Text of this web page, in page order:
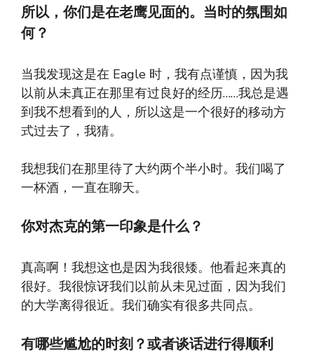
所以，你们是在老鹰见面的。当时的氛围如
何？
当我发现这是在 Eagle 时，我有点谨慎，因为我
以前从未真正在那里有过良好的经历……我总是遇
到我不想看到的人，所以这是一个很好的移动方
式过去了，我猜。
我想我们在那里待了大约两个半小时。我们喝了
一杯酒，一直在聊天。
你对杰克的第一印象是什么？
真高啊！我想这也是因为我很矮。他看起来真的
很好。我很惊讶我们以前从未见过面，因为我们
的大学离得很近。我们确实有很多共同点。
有哪些尴尬的时刻？或者谈话进行得顺利